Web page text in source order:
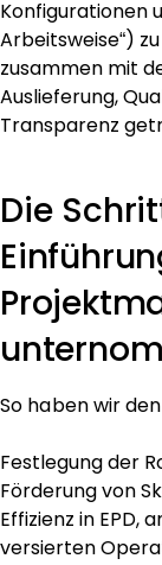
Konfigurationen
Arbeitsweise“)
zusammen mit
Auslieferung,
Transparenz
Die
So haben wir
Festlegung der
Förderung von
Effizienz in EPD,
versierten